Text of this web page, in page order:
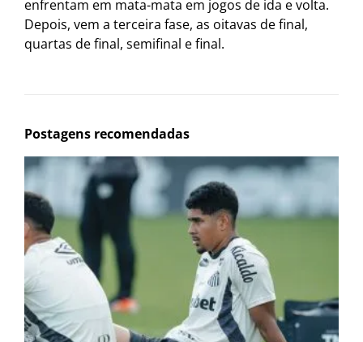
enfrentam em mata-mata em jogos de ida e volta.
Depois, vem a terceira fase, as oitavas de final,
quartas de final, semifinal e final.
Postagens recomendadas